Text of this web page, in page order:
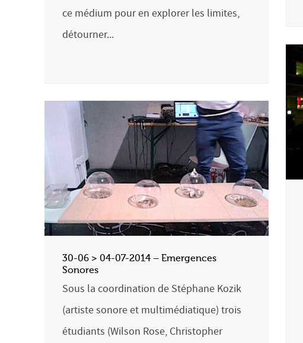
ce médium pour en explorer les limites,
détourner...
30-06 > 04-07-2014 – Emergences
Sonores
Sous la coordination de Stéphane Kozik
(artiste sonore et multimédiatique) trois
étudiants (Wilson Rose, Christopher